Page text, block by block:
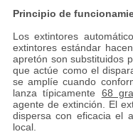
Principio de
Los extintores
extintores estándar
apretón son substituidos
que actúe como el
se amplíe cuando
lanza típicamente 68
agente de extinción. El
dispersa con eficacia el
local.